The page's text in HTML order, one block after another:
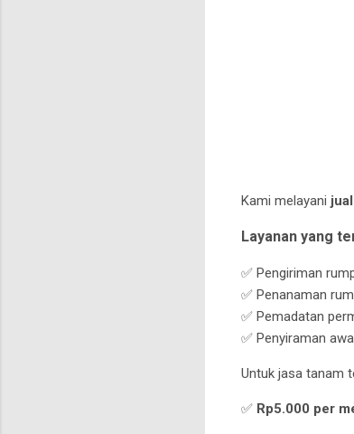
Kami melayani
Layanan yang
✅ Pengiriman
✅ Penanaman
✅ Pemadatan
✅ Penyiraman
Untuk jasa tanam
✅ Rp5.000 per